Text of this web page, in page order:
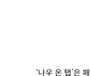
‘나우 온 탭’은